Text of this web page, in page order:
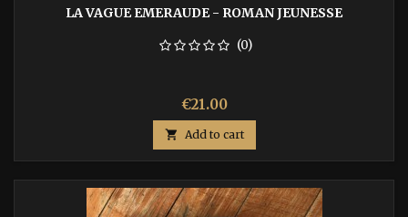
LA VAGUE EMERAUDE - ROMAN JEUNESSE
(0)
Price
€21.00
 Add to cart